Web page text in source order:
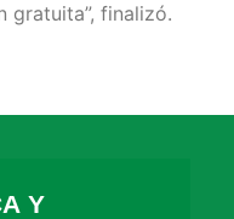
gratuita”, finalizó.
Y